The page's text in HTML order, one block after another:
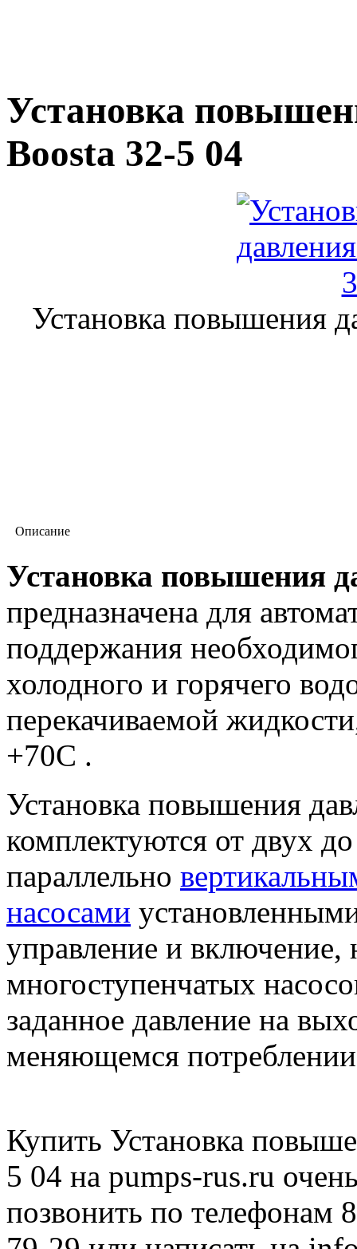
Установка
Boosta 32-5 04
Установка повышения
Описание
Установка повышения
предназначена для
поддержания
холодного и горячего
перекачиваемой
+70С .
Установка повышения
комплектуются от двух
параллельно
насосами
управление и включение,
многоступенчатых
заданное давление на
меняющемся
Купить Установка
5 04 на pumps-rus.ru
позвонить по телефонам